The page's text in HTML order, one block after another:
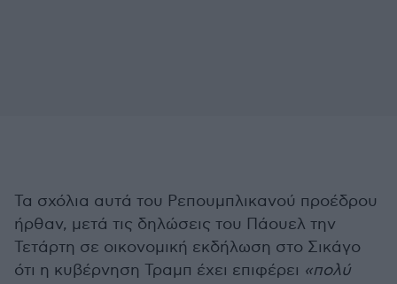
Τα σχόλια αυτά του Ρεπουμπλικανού προέδρου
ήρθαν, μετά τις δηλώσεις του Πάουελ την
Τετάρτη σε οικονομική εκδήλωση στο Σικάγο
ότι η κυβέρνηση Τραμπ έχει επιφέρει «πολύ